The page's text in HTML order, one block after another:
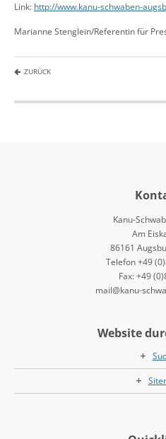
Link: http://www.kanu-schwaben-
Marianne Stenglein/Referentin für
ZURÜCK
Kanu-
Am
86161
Telefon +49
Fax: +49
mail@kanu-
Website